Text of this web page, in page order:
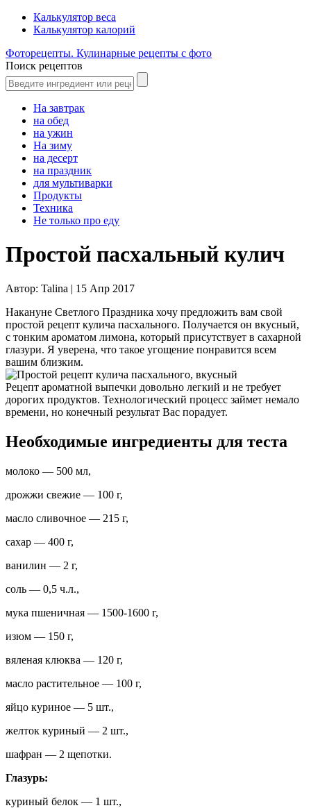
Калькулятор веса
Калькулятор калорий
Фоторецепты. Кулинарные рецепты с фото
Поиск рецептов
На завтрак
на обед
на ужин
На зиму
на десерт
на праздник
для мультиварки
Продукты
Техника
Не только про еду
Простой пасхальный кулич
Автор: Talina | 15 Апр 2017
Накануне Светлого Праздника хочу предложить вам свой
простой рецепт кулича пасхального. Получается он вкусный,
с тонким ароматом лимона, который присутствует в сахарной
глазури. Я уверена, что такое угощение понравится всем
вашим близким.
Рецепт ароматной выпечки довольно легкий и не требует
дорогих продуктов. Технологический процесс займет немало
времени, но конечный результат Вас порадует.
Необходимые ингредиенты для теста
молоко — 500 мл,
дрожжи свежие — 100 г,
масло сливочное — 215 г,
сахар — 400 г,
ванилин — 2 г,
соль — 0,5 ч.л.,
мука пшеничная — 1500-1600 г,
изюм — 150 г,
вяленая клюква — 120 г,
масло растительное — 100 г,
яйцо куриное — 5 шт.,
желток куриный — 2 шт.,
шафран — 2 щепотки.
Глазурь:
куриный белок — 1 шт.,